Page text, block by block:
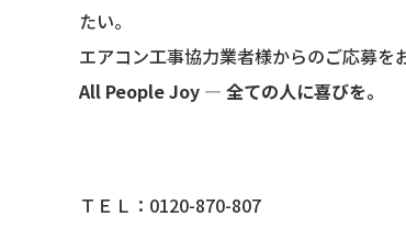
たい。
エアコン工事協力業者様からのご応募を
All People Joy ― 全ての人に喜びを。
ＴＥＬ：0120-870-807